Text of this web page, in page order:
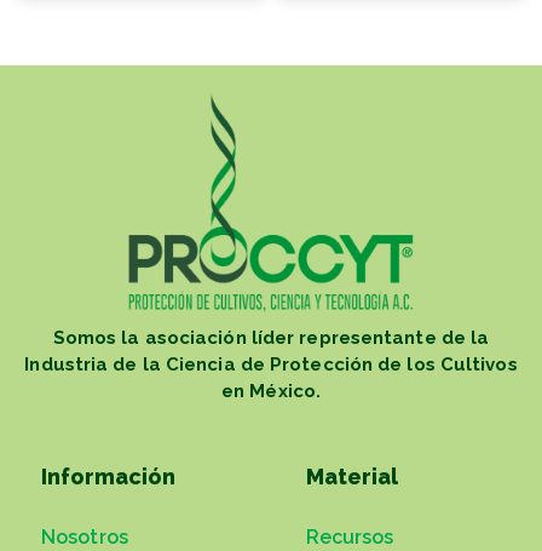
Somos la asociación líder representante de la
Industria de la Ciencia de Protección de los Cultivos
en México.
Información
Nosotros
Material
Recursos